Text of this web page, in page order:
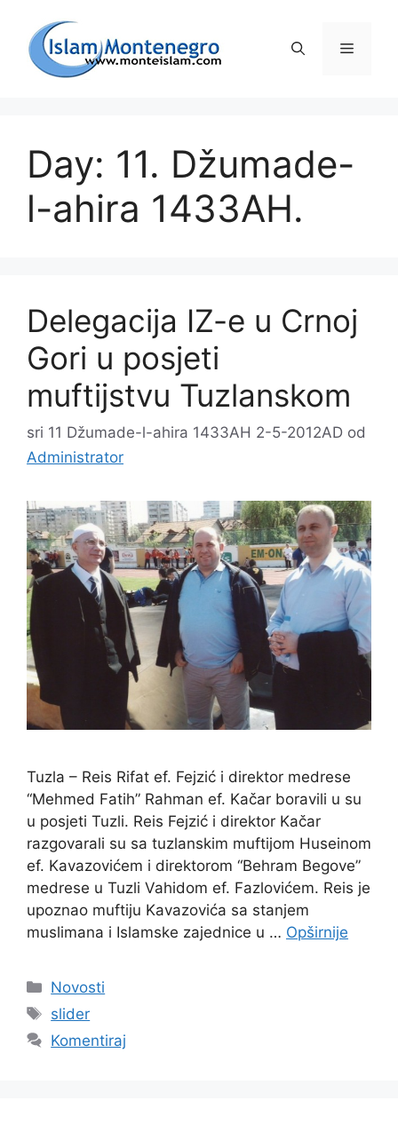
sadržaj
Day: 11. Džumade-
l-ahira 1433AH.
Delegacija IZ-e u Crnoj
Gori u posjeti
muftijstvu Tuzlanskom
sri 11 Džumade-l-ahira 1433AH 2-5-2012AD od
Administrator
Tuzla – Reis Rifat ef. Fejzić i direktor medrese
“Mehmed Fatih” Rahman ef. Kačar boravili u su
u posjeti Tuzli. Reis Fejzić i direktor Kačar
razgovarali su sa tuzlanskim muftijom Huseinom
ef. Kavazovićem i direktorom “Behram Begove”
medrese u Tuzli Vahidom ef. Fazlovićem. Reis je
upoznao muftiju Kavazovića sa stanjem
muslimana i Islamske zajednice u … Opširnije
Kategorije
Novosti
Oznake
slider
Komentiraj